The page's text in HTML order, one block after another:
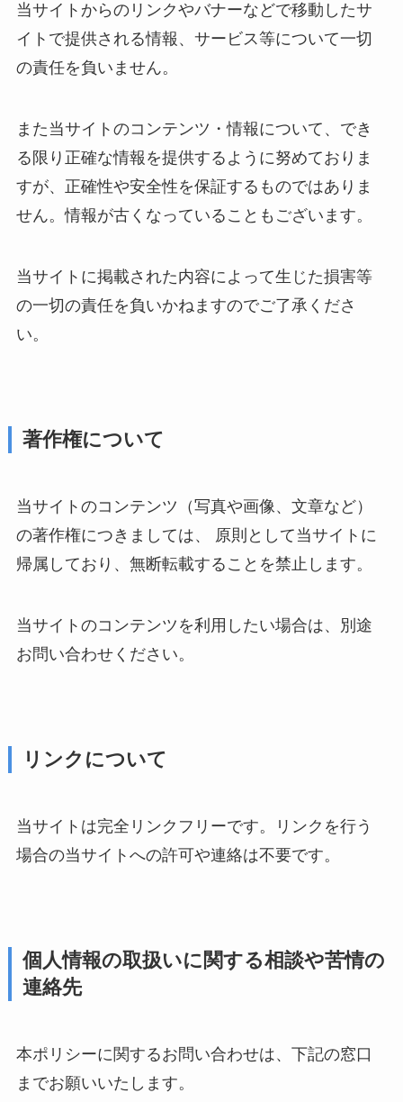
当サイトからのリンクやバナーなどで移動したサ
イトで提供される情報、サービス等について一切
の責任を負いません。
また当サイトのコンテンツ・情報について、でき
る限り正確な情報を提供するように努めておりま
すが、正確性や安全性を保証するものではありま
せん。情報が古くなっていることもございます。
当サイトに掲載された内容によって生じた損害等
の一切の責任を負いかねますのでご了承くださ
い。
著作権について
当サイトのコンテンツ（写真や画像、文章など）
の著作権につきましては、 原則として当サイトに
帰属しており、無断転載することを禁止します。
当サイトのコンテンツを利用したい場合は、別途
お問い合わせください。
リンクについて
当サイトは完全リンクフリーです。リンクを行う
場合の当サイトへの許可や連絡は不要です。
個人情報の取扱いに関する相談や苦情の
連絡先
本ポリシーに関するお問い合わせは、下記の窓口
までお願いいたします。